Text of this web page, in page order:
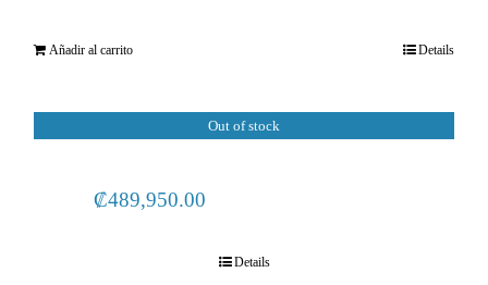
Añadir al carrito Details
Out of stock
₡489,950.00
Details